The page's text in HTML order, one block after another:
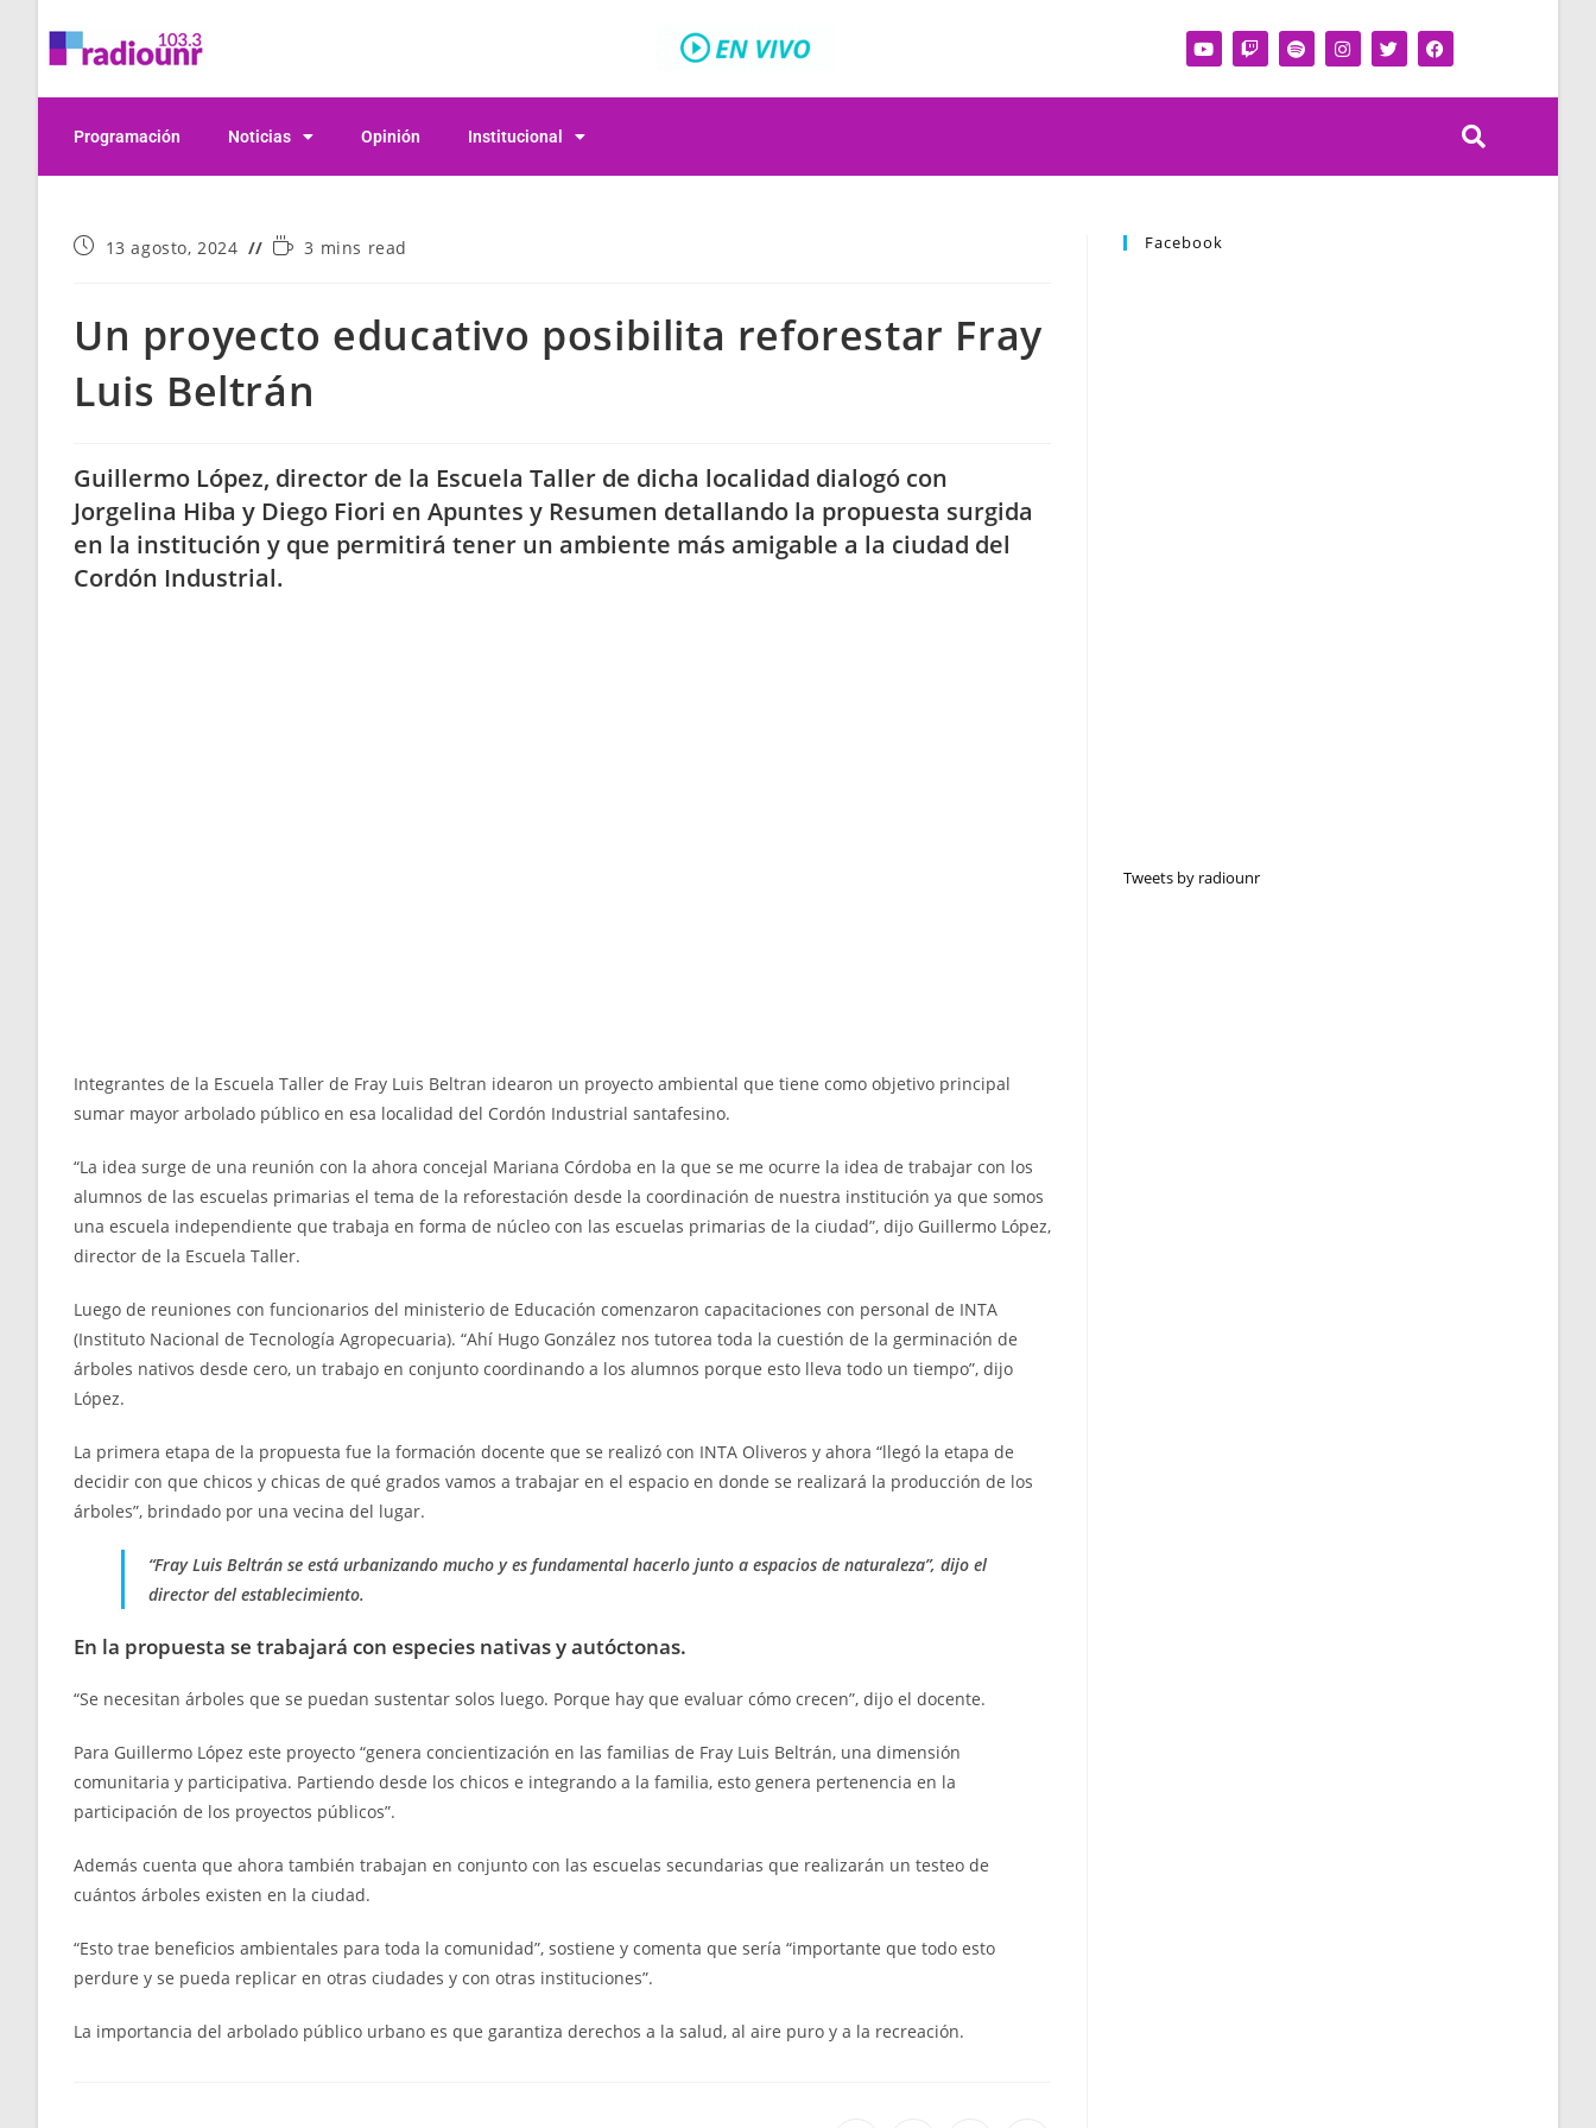
Programación Noticias Opinión Institucional
13 agosto, 2024 3 mins read
Un proyecto educativo posibilita reforestar Fray
Luis Beltrán
Guillermo López, director de la Escuela Taller de dicha localidad dialogó con
Jorgelina Hiba y Diego Fiori en Apuntes y Resumen detallando la propuesta surgida
en la institución y que permitirá tener un ambiente más amigable a la ciudad del
Cordón Industrial.
Integrantes de la Escuela Taller de Fray Luis Beltran idearon un proyecto ambiental que tiene como objetivo principal
sumar mayor arbolado público en esa localidad del Cordón Industrial santafesino.
“La idea surge de una reunión con la ahora concejal Mariana Córdoba en la que se me ocurre la idea de trabajar con los
alumnos de las escuelas primarias el tema de la reforestación desde la coordinación de nuestra institución ya que somos
una escuela independiente que trabaja en forma de núcleo con las escuelas primarias de la ciudad”, dijo Guillermo López,
director de la Escuela Taller.
Luego de reuniones con funcionarios del ministerio de Educación comenzaron capacitaciones con personal de INTA
(Instituto Nacional de Tecnología Agropecuaria). “Ahí Hugo González nos tutorea toda la cuestión de la germinación de
árboles nativos desde cero, un trabajo en conjunto coordinando a los alumnos porque esto lleva todo un tiempo”, dijo
López.
La primera etapa de la propuesta fue la formación docente que se realizó con INTA Oliveros y ahora “llegó la etapa de
decidir con que chicos y chicas de qué grados vamos a trabajar en el espacio en donde se realizará la producción de los
árboles”, brindado por una vecina del lugar.
“Fray Luis Beltrán se está urbanizando mucho y es fundamental hacerlo junto a espacios de naturaleza”, dijo el
director del establecimiento.
En la propuesta se trabajará con especies nativas y autóctonas.
“Se necesitan árboles que se puedan sustentar solos luego. Porque hay que evaluar cómo crecen”, dijo el docente.
Para Guillermo López este proyecto “genera concientización en las familias de Fray Luis Beltrán, una dimensión
comunitaria y participativa. Partiendo desde los chicos e integrando a la familia, esto genera pertenencia en la
participación de los proyectos públicos”.
Además cuenta que ahora también trabajan en conjunto con las escuelas secundarias que realizarán un testeo de
cuántos árboles existen en la ciudad.
“Esto trae beneficios ambientales para toda la comunidad”, sostiene y comenta que sería “importante que todo esto
perdure y se pueda replicar en otras ciudades y con otras instituciones”.
La importancia del arbolado público urbano es que garantiza derechos a la salud, al aire puro y a la recreación.
Facebook
Tweets by radiounr